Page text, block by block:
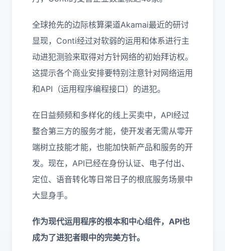
全球抢先的边际核算渠道Akamai最近的研讨
显现，Conti经过对软弱的运用和体系进行主
动进犯测验来取得对方针网络的初始拜访权。
这提示各个商业安排要特别注意针对网络运用
和API（运用程序编程接口）的进犯。
在日益频频和多样化的线上买卖中，API经过
整合第三方的服务才能，使开发者无需从零开
端树立技能才能，也能加快新产品和服务的开
发。现在，API已经在身份认证、电子付出、
定位、语音转化等日常日子的根底服务场景中
大显身手。
作为现代运用程序的根本和中心组件，API也
成为了进犯者眼中的完美方针。